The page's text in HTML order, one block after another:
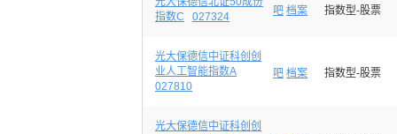
指数C
027324 吧 档案 指数型-股票
光大保德信中证科创创
业人工智能指数A
027810
吧 档案 指数型-股票
光大保德信中证科创创